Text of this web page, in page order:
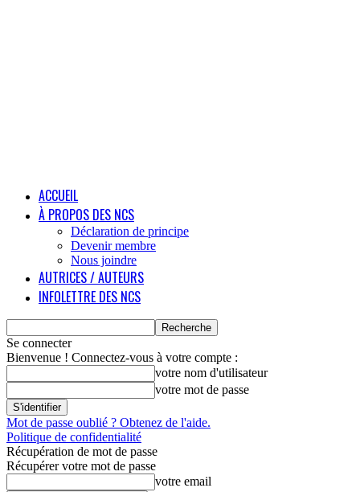
ACCUEIL
À PROPOS DES NCS
Déclaration de principe
Devenir membre
Nous joindre
AUTRICES / AUTEURS
INFOLETTRE DES NCS
Se connecter
Bienvenue ! Connectez-vous à votre compte :
votre nom d'utilisateur
votre mot de passe
Mot de passe oublié ? Obtenez de l'aide.
Politique de confidentialité
Récupération de mot de passe
Récupérer votre mot de passe
votre email